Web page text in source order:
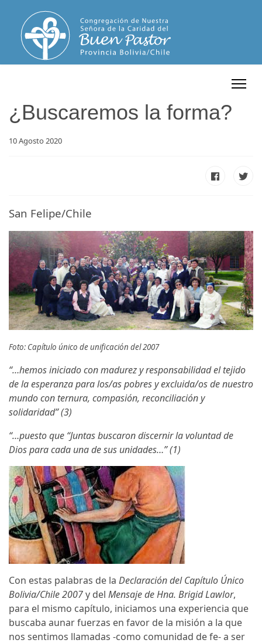
¿Buscaremos la forma?
10 Agosto 2020
San Felipe/Chile
Foto: Capítulo único de unificación del 2007
“…hemos iniciado con madurez y responsabilidad el tejido
de la esperanza para los/as pobres y excluida/os de nuestro
mundo con ternura, compasión, reconciliación y
solidaridad” (3)
“…puesto que “Juntas buscaron discernir la voluntad de
Dios para cada una de sus unidades…” (1)
Con estas palabras de la Declaración del Capítulo Único
Bolivia/Chile 2007y del Mensaje de Hna. Brigid Lawlor,
para el mismo capítulo, iniciamos una experiencia que
buscaba aunar fuerzas en favor de la misión a la que
nos sentimos llamadas -como comunidad de fe- a ser